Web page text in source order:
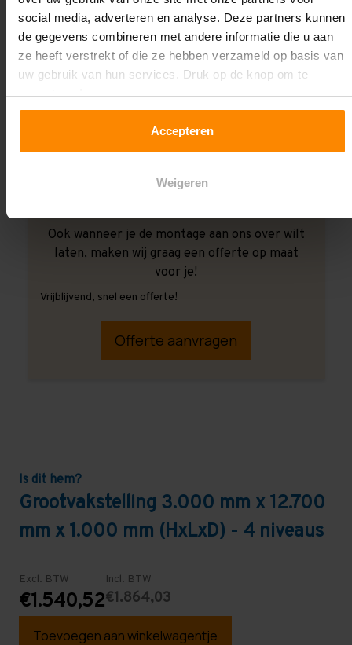
social media, adverteren en analyse. Deze partners kunnen
de gegevens combineren met andere informatie die u aan
ze heeft verstrekt of die ze hebben verzameld op basis van
uw gebruik van hun services. Druk op de knop om te
accepteren!
Accepteren
Weigeren
Ook wanneer je de montage aan ons over wilt
laten, maken wij graag een offerte op maat
voor je!
Vrijblijvend, snel een offerte!
Offerte aanvragen
Is dit hem?
Grootvakstelling 3.000 mm x 12.700
mm x 1.000 mm (HxLxD) - 4 niveaus
Excl. BTW
€1.540,52
Incl. BTW
€1.864,03
Toevoegen aan winkelwagentje